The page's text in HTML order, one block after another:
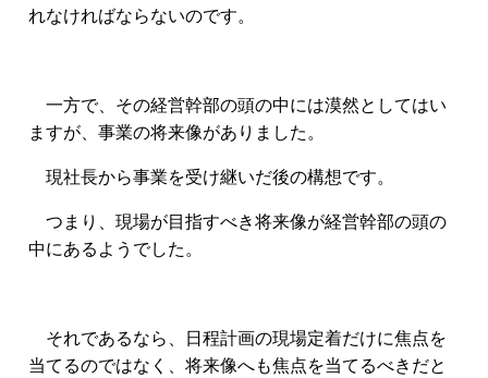
れなければならないのです。
一方で、その経営幹部の頭の中には漠然としてはい
ますが、事業の将来像がありました。
現社長から事業を受け継いだ後の構想です。
つまり、現場が目指すべき将来像が経営幹部の頭の
中にあるようでした。
それであるなら、日程計画の現場定着だけに焦点を
当てるのではなく、将来像へも焦点を当てるべきだと